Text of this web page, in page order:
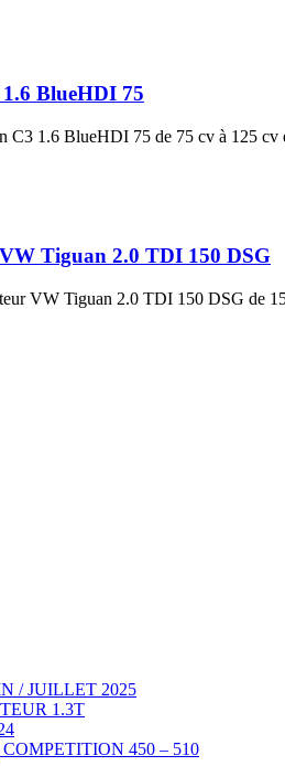
BlueHDI 75
C3 1.6 BlueHDI 75 de 75 cv à 125
Tiguan 2.0 TDI 150 DSG
VW Tiguan 2.0 TDI 150 DSG de
/ JUILLET 2025
1.3T
450 – 510